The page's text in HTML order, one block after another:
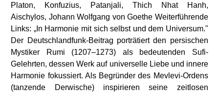
Platon, Konfuzius, Patanjali, Thich Nhat Hanh,
Aischylos, Johann Wolfgang von Goethe Weiterführende
Links: „In Harmonie mit sich selbst und dem Universum."
Der Deutschlandfunk-Beitrag porträtiert den persischen
Mystiker Rumi (1207–1273) als bedeutenden Sufi-
Gelehrten, dessen Werk auf universelle Liebe und innere
Harmonie fokussiert. Als Begründer des Mevlevi-Ordens
(tanzende Derwische) inspirieren seine zeitlosen